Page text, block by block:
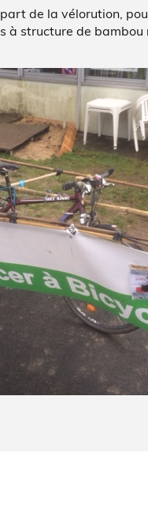
de la vélorution,
à structure de bambou